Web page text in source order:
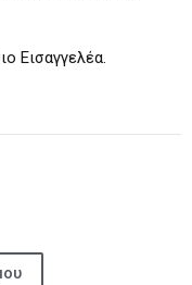
Εισαγγελέα.